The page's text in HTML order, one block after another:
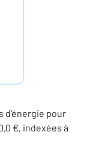
d'énergie pour
€, indexées à